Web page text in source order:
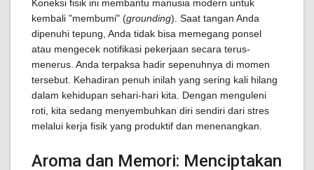
Koneksi fisik ini membantu manusia modern untuk
kembali "membumi" (grounding). Saat tangan Anda
dipenuhi tepung, Anda tidak bisa memegang ponsel
atau mengecek notifikasi pekerjaan secara terus-
menerus. Anda terpaksa hadir sepenuhnya di momen
tersebut. Kehadiran penuh inilah yang sering kali hilang
dalam kehidupan sehari-hari kita. Dengan menguleni
roti, kita sedang menyembuhkan diri sendiri dari stres
melalui kerja fisik yang produktif dan menenangkan.
Aroma dan Memori: Menciptakan